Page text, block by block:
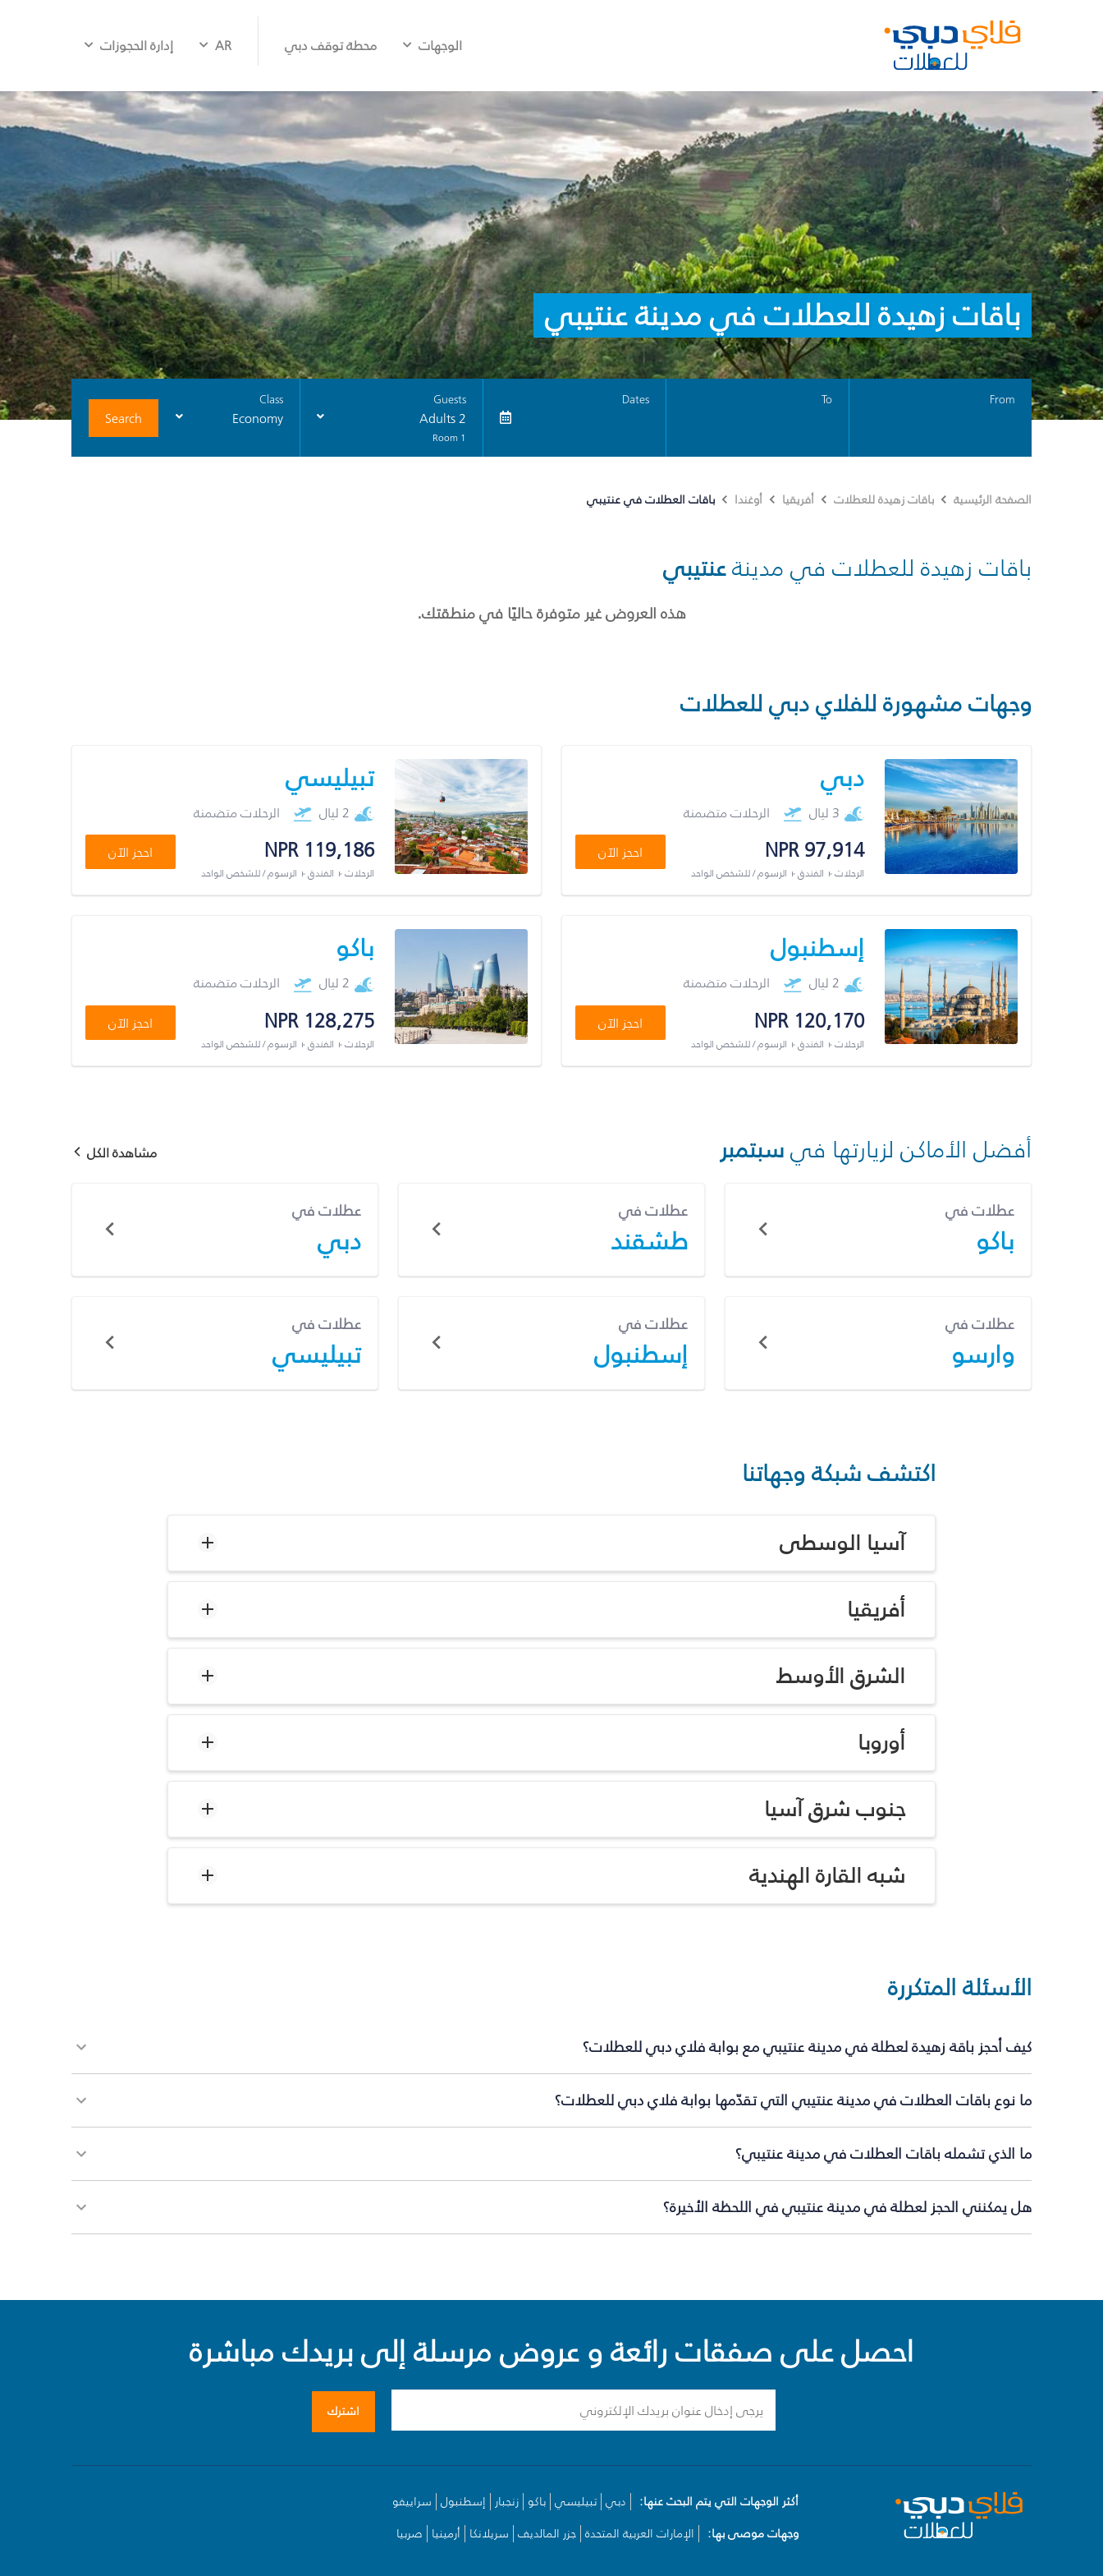
الوجهات محطة توقف دبي AR إدارة الحجوزات
باقات زهيدة للعطلات في مدينة عنتيبي
From
To
Dates
Guests
2 Adults
1 Room
Class
Economy
Search
الصفحة الرئيسية باقات زهيدة للعطلات أفريقيا أوغندا باقات العطلات في عنتيبي
باقات زهيدة للعطلات في مدينةعنتيبي
هذه العروض غير متوفرة حاليًا في منطقتك.
وجهات مشهورة للفلاي دبي للعطلات
دبي
3 ليال الرحلات متضمنة
NPR 97,914
الرحلات + الفندق + الرسوم / للشخص الواحد
احجز الآن
تبيليسي
2 ليال الرحلات متضمنة
NPR 119,186
الرحلات + الفندق + الرسوم / للشخص الواحد
احجز الآن
إسطنبول
2 ليال الرحلات متضمنة
NPR 120,170
الرحلات + الفندق + الرسوم / للشخص الواحد
احجز الآن
باكو
2 ليال الرحلات متضمنة
NPR 128,275
الرحلات + الفندق + الرسوم / للشخص الواحد
احجز الآن
أفضل الأماكن لزيارتها فيسبتمبر مشاهدة الكل
عطلات في
باكو
عطلات في
طشقند
عطلات في
دبي
عطلات في
وارسو
عطلات في
إسطنبول
عطلات في
تبيليسي
اكتشف شبكة وجهاتنا
آسيا الوسطى
أفريقيا
الشرق الأوسط
أوروبا
جنوب شرق آسيا
شبه القارة الهندية
الأسئلة المتكررة
كيف أحجز باقة زهيدة لعطلة في مدينة عنتيبي مع بوابة فلاي دبي للعطلات؟
ما نوع باقات العطلات في مدينة عنتيبي التي تقدّمها بوابة فلاي دبي للعطلات؟
ما الذي تشمله باقات العطلات في مدينة عنتيبي؟
هل يمكنني الحجز لعطلة في مدينة عنتيبي في اللحظة الأخيرة؟
احصل على صفقات رائعة و عروض مرسلة إلى بريدك مباشرة
اشترك
أكثر الوجهات التي يتم البحث عنها: دبي تبيليسي باكو زنجبار إسطنبول سراييفو
وجهات موصى بها:
الإمارات العربية المتحدة جزر المالديف سريلانكا أرمينيا صربيا